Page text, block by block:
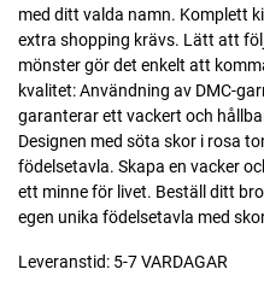
med ditt valda namn. Komplett
extra shopping krävs. Lätt att
mönster gör det enkelt att
kvalitet: Användning av DMC-
garanterar ett vackert och
Designen med söta skor i rosa
födelsetavla. Skapa en vacker
ett minne för livet. Beställ ditt
egen unika födelsetavla med
Leveranstid: 5-7 VARDAGAR